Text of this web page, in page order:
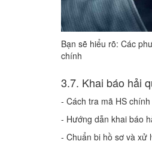
Bạn sẽ hiểu rõ: Các
chính
3.7. Khai báo hải
- Cách tra mã HS
- Hướng dẫn khai báo
- Chuẩn bị hồ sơ và xử